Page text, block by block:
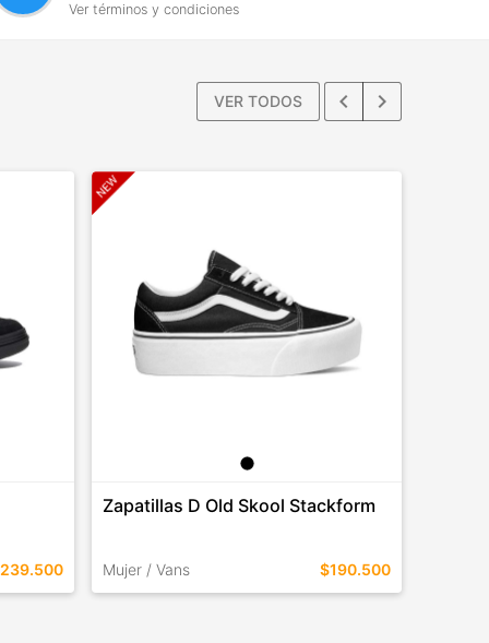
Ver términos y condiciones
VER TODOS keyboard_arrow_left keyboard_arrow_right
Zapatillas D Old Skool Stackform
Mujer / Vans $190.500